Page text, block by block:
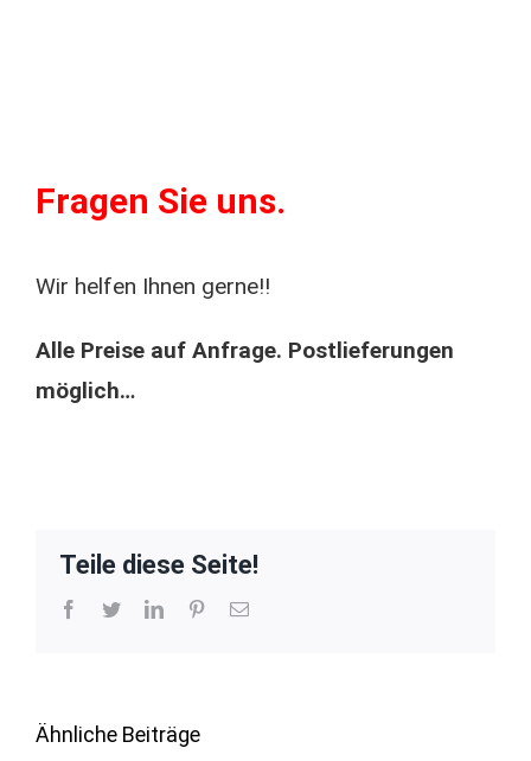
Fragen Sie uns.
Wir helfen Ihnen gerne!!
Alle Preise auf Anfrage. Postlieferungen
möglich…
Teile diese Seite!
Facebook
TwitterLinkedInPinterest
E-
Ähnliche Beiträge